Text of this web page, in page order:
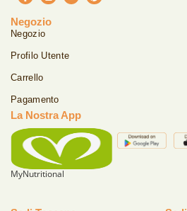
Negozio
Negozio
Profilo Utente
Carrello
Pagamento
La Nostra App
MyNutritional